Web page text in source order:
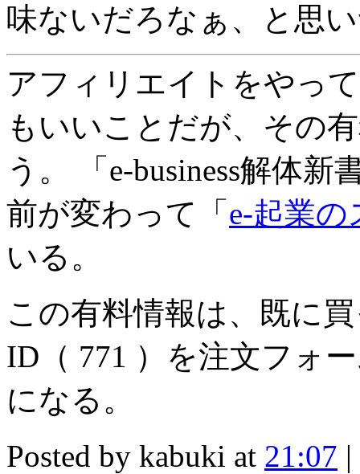
味ないだろなぁ、と思
アフィリエイトをやっ
もいいことだが、その
う。 「e-business解体
前が変わって「 e-起業の
いる。
この有料情報は、既に
ID（ 771 ）を注文フォ
になる。
Posted by kabuki at 21:07 |